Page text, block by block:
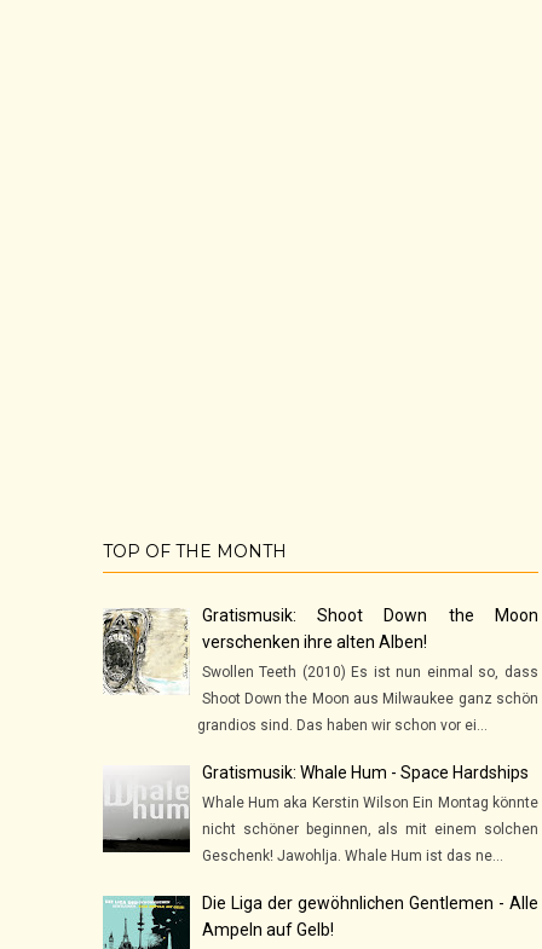
TOP OF THE MONTH
Gratismusik: Shoot Down the Moon
verschenken ihre alten Alben!
Swollen Teeth (2010) Es ist nun einmal so, dass
Shoot Down the Moon aus Milwaukee ganz schön
grandios sind. Das haben wir schon vor ei...
Gratismusik: Whale Hum - Space Hardships
Whale Hum aka Kerstin Wilson Ein Montag könnte
nicht schöner beginnen, als mit einem solchen
Geschenk! Jawohlja. Whale Hum ist das ne...
Die Liga der gewöhnlichen Gentlemen - Alle
Ampeln auf Gelb!